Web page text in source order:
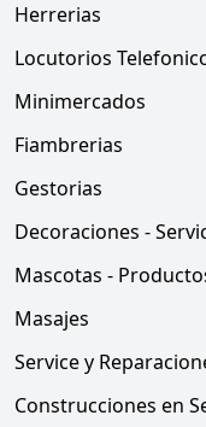
Herrerias
Locutorios
Minimercados
Fiambrerias
Gestorias
Decoraciones -
Mascotas -
Masajes
Service y
Construcciones en